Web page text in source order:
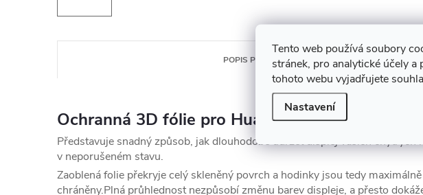
Tento web používá soubory
stránek, pro analytické účely
tohoto webu vyjadřujete
Nastavení
POPIS PRODUKTU
Ochranná 3D fólie pro Huawei Watch GT 2 42
Představuje snadný způsob, jak dlouhodobě udržet displej vašich chytrých
v neporušeném stavu.
Zaoblená folie překryje celý skleněný povrch a hodinky jsou tedy maximálně
chráněny.Plná průhlednost nezpůsobí změnu barev displeje, a přesto